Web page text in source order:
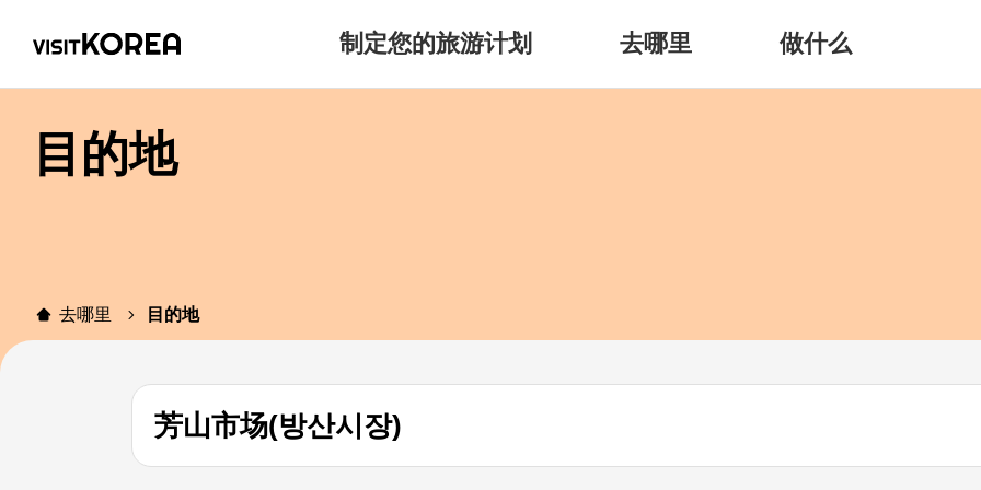
制定您的旅游计划 去哪里 做什么
目的地
去哪里 目的地
芳山市场(방산시장)